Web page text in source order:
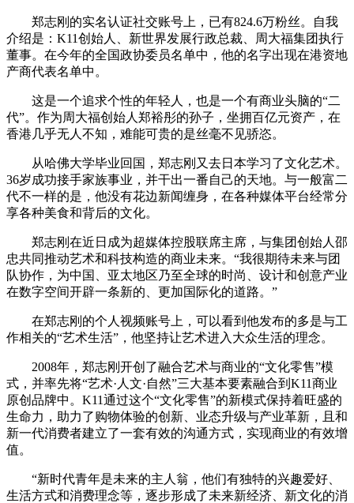
郑志刚的实名认证社交账号上，已有824.6万粉丝。自我
介绍是：K11创始人、新世界发展行政总裁、周大福集团执行
董事。在今年的全国政协委员名单中，他的名字出现在港资地
产商代表名单中。
这是一个追求个性的年轻人，也是一个有商业头脑的“二
代”。作为周大福创始人郑裕彤的孙子，坐拥百亿元资产，在
香港几乎无人不知，难能可贵的是丝毫不见骄恣。
从哈佛大学毕业回国，郑志刚又去日本学习了文化艺术。
36岁成功接手家族事业，并干出一番自己的天地。与一般富二
代不一样的是，他没有花边新闻缠身，在各种媒体平台经常分
享各种美食和背后的文化。
郑志刚在近日成为超媒体控股联席主席，与集团创始人邵
忠共同推动艺术和科技构造的商业未来。“我很期待未来与团
队协作，为中国、亚太地区乃至全球的时尚、设计和创意产业
在数字空间开辟一条新的、更加国际化的道路。”
在郑志刚的个人视频账号上，可以看到他发布的多是与工
作相关的“艺术生活”，他坚持让艺术进入大众生活的理念。
2008年，郑志刚开创了融合艺术与商业的“文化零售”模
式，并率先将“艺术·人文·自然”三大基本要素融合到K11商业
原创品牌中。K11通过这个“文化零售”的新模式保持着旺盛的
生命力，助力了购物体验的创新、业态升级与产业革新，且和
新一代消费者建立了一套有效的沟通方式，实现商业的有效增
值。
“新时代青年是未来的主人翁，他们有独特的兴趣爱好、
生活方式和消费理念等，逐步形成了未来新经济、新文化的消